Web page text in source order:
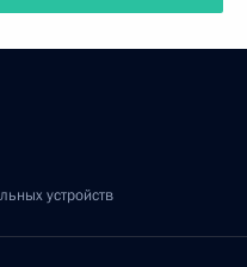
устройств